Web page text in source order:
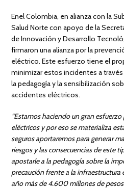
Enel Colombia, en alianza con la
Salud Norte con apoyo de la
de Innovación y Desarrollo
firmaron una alianza por la
eléctrico. Este esfuerzo tiene el
minimizar estos incidentes a
la pedagogía y la sensibilización
accidentes eléctricos.​
“Estamos haciendo un gran
eléctricos y por eso se materializa
seguros aportaremos para generar
riesgos y las consecuencias de este
apostarle a la pedagogía sobre la
precaución frente a la
año más de 4.600 millones de